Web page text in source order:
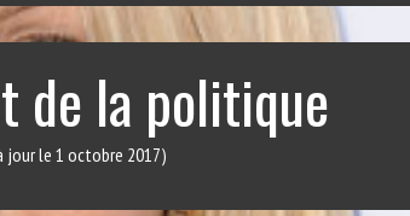
de la politique
jour le 1 octobre 2017)